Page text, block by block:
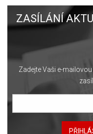
ZASÍLÁNÍ
Zadejte Vaši e-